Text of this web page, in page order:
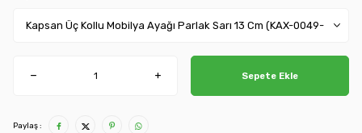
Sepete Ekle
Paylaş :